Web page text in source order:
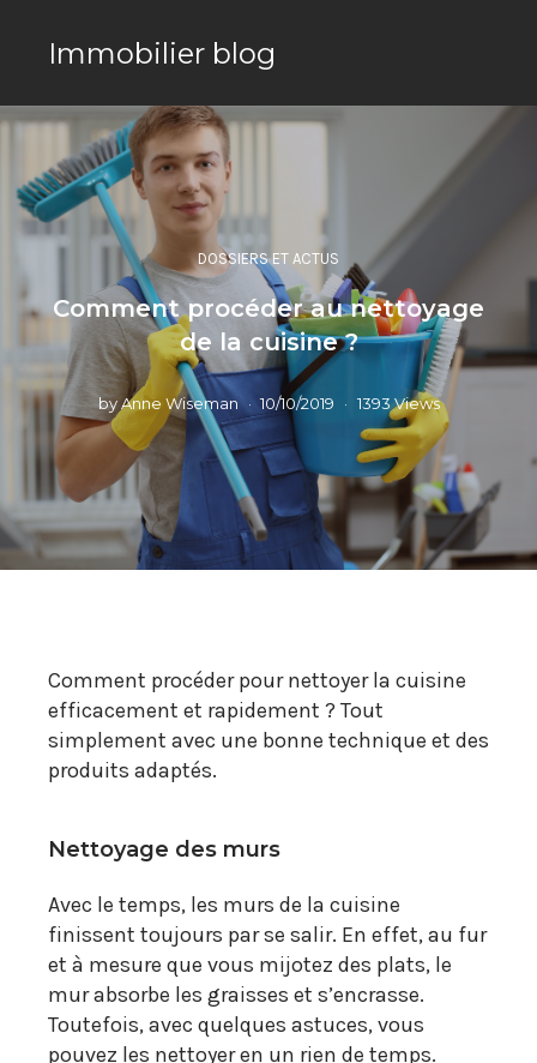
Immobilier blog
DOSSIERS ET ACTUS
Comment procéder au nettoyage
de la cuisine ?
byAnne Wiseman 10/10/2019 1393 Views
Comment procéder pour nettoyer la cuisine
efficacement et rapidement ? Tout
simplement avec une bonne technique et des
produits adaptés.
Nettoyage des murs
Avec le temps, les murs de la cuisine
finissent toujours par se salir. En effet, au fur
et à mesure que vous mijotez des plats, le
mur absorbe les graisses et s’encrasse.
Toutefois, avec quelques astuces, vous
pouvez les nettoyer en un rien de temps.